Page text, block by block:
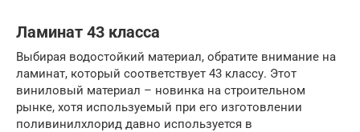
Ламинат 43 класса
Выбирая водостойкий материал, обратите внимание на
ламинат, который соответствует 43 классу. Этот
виниловый материал – новинка на строительном
рынке, хотя используемый при его изготовлении
поливинилхлорид давно используется в